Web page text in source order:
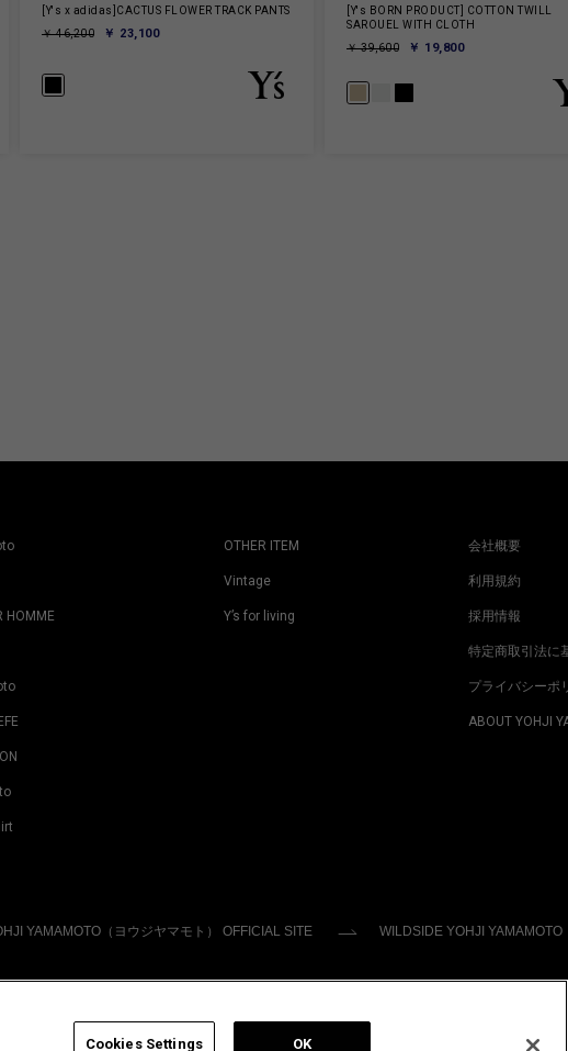
[Y's x adidas]CACTUS FLOWER TRACK PANTS
￥ 46,200
￥ 23,100
[Y's BORN PRODUCT] COTTON TWILL
SAROUEL WITH CLOTH
￥ 39,600
￥ 19,800
HOMME
OTHER ITEM
Vintage
Y’s for living
会社概要
利用規約
採用情報
特定商取引法に
プライバシーポ
ABOUT YOHJI
YAMAMOTO（ヨウジヤマモト） OFFICIAL SITE WILDSIDE YOHJI YAMAMOTO
Cookies Settings OK